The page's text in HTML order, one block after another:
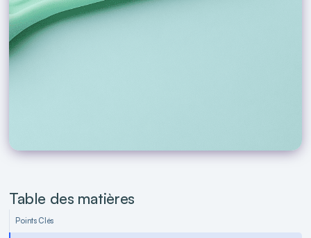
Table des matières
Points Clés